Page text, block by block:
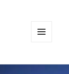
WIDGETS